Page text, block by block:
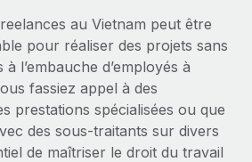
d’experts sur les RH à
conformité
de présélection des
vos opportunités de partenariat
Bientôt disponible
et automatisations assistées par
et les talents
au Vietnam peut être
pour réaliser des projets sans
l’embauche d’employés à
fassiez appel à des
prestations spécialisées ou que
des sous‑traitants sur divers
de maîtriser le droit du travail